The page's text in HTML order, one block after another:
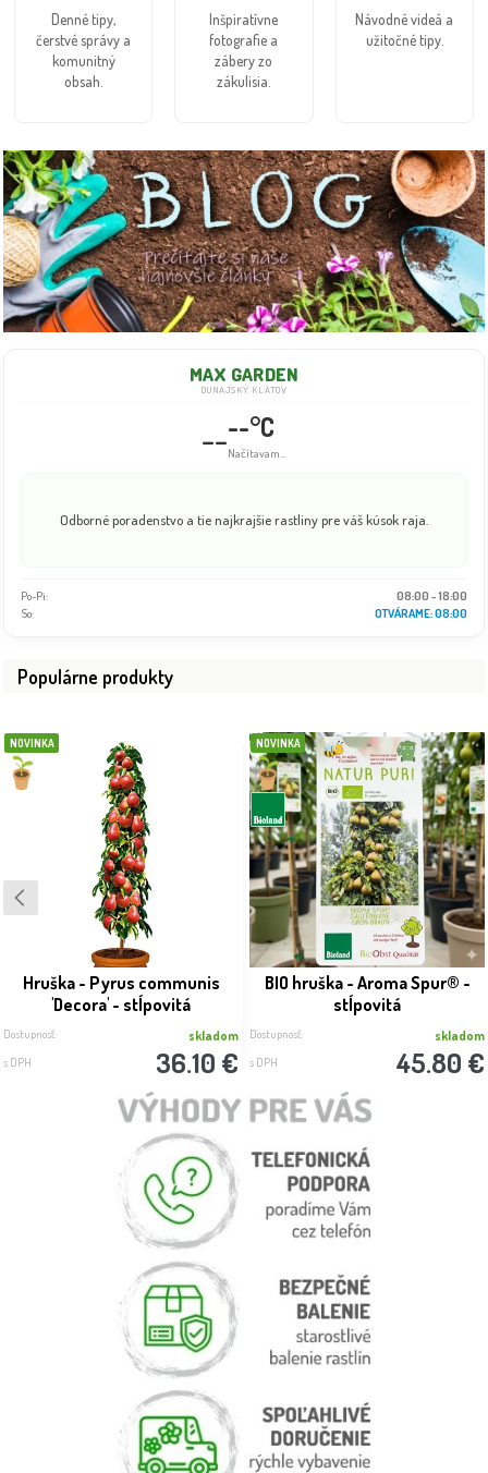
MAX GARDEN
DUNAJSKÝ KLÁTOV
----°C
Načítavam...
Odborné poradenstvo a tie najkrajšie rastliny pre váš kúsok raja.
Po-Pi:
08:00 - 18:00
So:
OTVÁRAME: 08:00
Populárne produkty
NOVINKA
Hruška - Pyrus communis
'Decora' - stĺpovitá
Dostupnosť: skladom
s DPH 36.10 €
NOVINKA
BIO hruška - Aroma Spur® -
stĺpovitá
Dostupnosť: skladom
s DPH 45.80 €
Denné tipy,
čerstvé správy a
komunitný
obsah.
Inšpiratívne
fotografie a
zábery zo
zákulisia.
Návodné videá a
užitočné tipy.